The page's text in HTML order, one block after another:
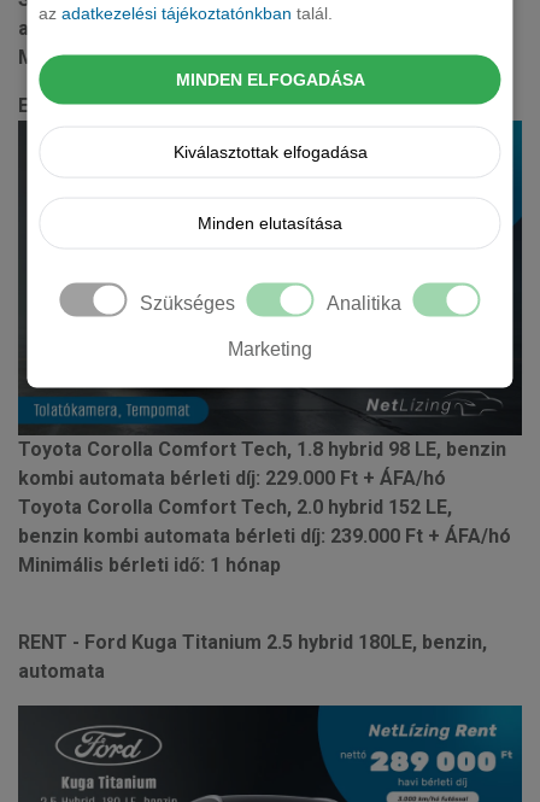
azadatkezelési tájékoztatónkban talál.
MINDEN ELFOGADÁSA
Kiválasztottak elfogadása
Minden elutasítása
Szükséges Analitika
Marketing
automata bérleti díj: 224
Minimális bérleti idő: 1 hónap
ECONOMY - Toyota Corolla Comfort Tech kombi
Toyota Corolla Comfort Tech, 1.8 hybrid 98 LE, benzin
kombi automata bérleti díj: 229.000 Ft + ÁFA/hó
Toyota Corolla Comfort Tech, 2.0 hybrid 152 LE,
benzin kombi automata bérleti díj: 239.000 Ft + ÁFA/hó
Minimális bérleti idő: 1 hónap
RENT - Ford Kuga Titanium 2.5 hybrid 180LE, benzin,
automata